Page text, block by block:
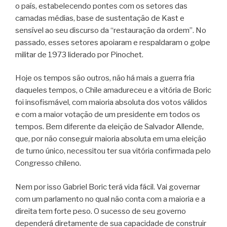
o país, estabelecendo pontes com os setores das
camadas médias, base de sustentação de Kast e
sensível ao seu discurso da “restauração da ordem”. No
passado, esses setores apoiaram e respaldaram o golpe
militar de 1973 liderado por Pinochet.
Hoje os tempos são outros, não há mais a guerra fria
daqueles tempos, o Chile amadureceu e a vitória de Boric
foi insofismável, com maioria absoluta dos votos válidos
e com a maior votação de um presidente em todos os
tempos. Bem diferente da eleição de Salvador Allende,
que, por não conseguir maioria absoluta em uma eleição
de turno único, necessitou ter sua vitória confirmada pelo
Congresso chileno.
Nem por isso Gabriel Boric terá vida fácil. Vai governar
com um parlamento no qual não conta com a maioria e a
direita tem forte peso. O sucesso de seu governo
dependerá diretamente de sua capacidade de construir